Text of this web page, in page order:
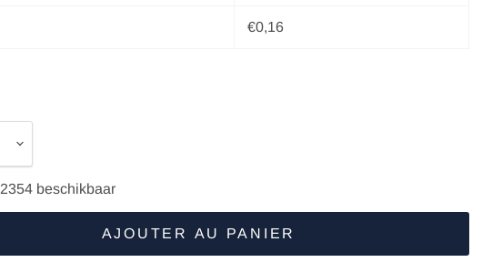
€0,16
2354beschikbaar
AJOUTER AU PANIER